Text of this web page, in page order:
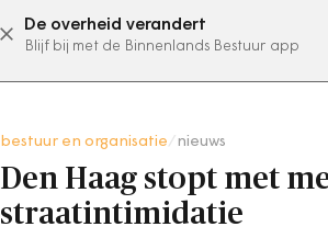
De overheid verandert
Blijf bij met de Binnenlands Bestuur app
abonneer nu
bestuur en organisatie nieuws
Den Haag stopt met
straatintimidatie